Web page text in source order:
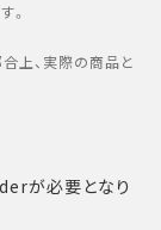
。
上、実際の商品と
が必要となり